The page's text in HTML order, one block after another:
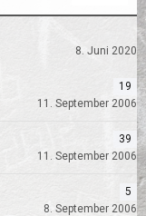
8. Juni 2020
19
11. September 2006
39
11. September 2006
5
8. September 2006